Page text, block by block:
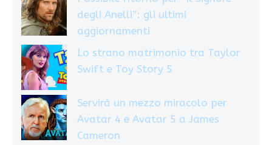
degli Anelli”: gli ultimi
aggiornamenti
Lo strano matrimonio tra Taylor
Swift e Toy Story 5
Servirà un mezzo miracolo per
Avatar 4 e Avatar 5 a James
Cameron